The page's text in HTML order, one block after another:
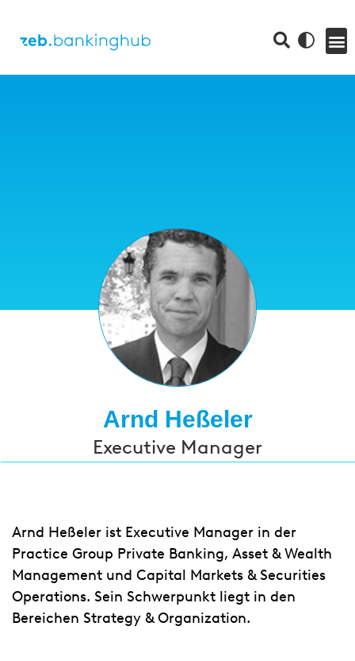
Arnd Heßeler
Executive Manager
Arnd Heßeler ist Executive Manager in der
Practice Group Private Banking, Asset & Wealth
Management und Capital Markets & Securities
Operations. Sein Schwerpunkt liegt in den
Bereichen Strategy & Organization.